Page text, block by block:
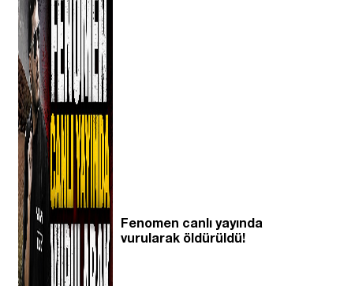
Fenomen canlı yayında
vurularak öldürüldü!